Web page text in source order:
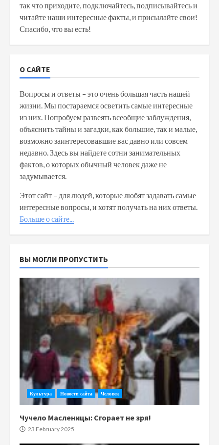
так что приходите, подключайтесь, подписывайтесь и
читайте наши интересные факты, и присылайте свои!
Спасибо, что вы есть!
О САЙТЕ
Вопросы и ответы – это очень большая часть нашей
жизни. Мы постараемся осветить самые интересные
из них. Попробуем развеять всеобщие заблуждения,
объяснить тайны и загадки, как большие, так и малые,
возможно заинтересовавшие вас давно или совсем
недавно. Здесь вы найдете сотни занимательных
фактов, о которых обычный человек даже не
задумывается.
Этот сайт – для людей, которые любят задавать самые
интересные вопросы, и хотят получать на них ответы.
Больше о сайте...
ВЫ МОГЛИ ПРОПУСТИТЬ
Культура Новости сайта Человек
Чучело Масленицы: Сгорает не зря!
23 February 2025